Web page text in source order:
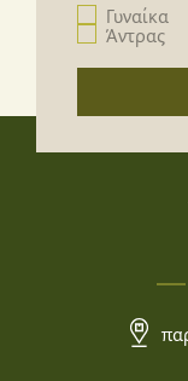
Γυναίκα
Άντρας